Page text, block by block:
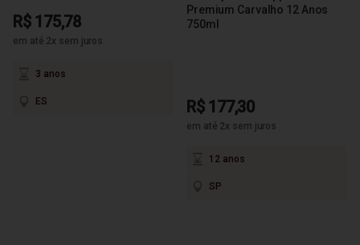
R$ 175,78
em até 2x sem juros
3 anos
ES
Premium Carvalho 12 Anos
750ml
R$ 177,30
em até 2x sem juros
12 anos
SP